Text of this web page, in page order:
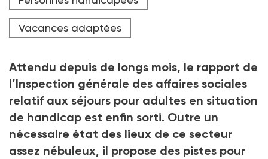
Crédit photo ADLV 73
Vacances adaptées
Attendu depuis de longs mois, le rapport de
l’Inspection générale des affaires sociales
relatif aux séjours pour adultes en situation
de handicap est enfin sorti. Outre un
nécessaire état des lieux de ce secteur
assez nébuleux, il propose des pistes pour